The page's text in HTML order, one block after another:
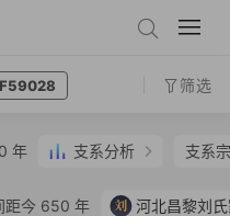
筛选
年 支系分析 支系
距今 650 年 刘 河北昌黎刘